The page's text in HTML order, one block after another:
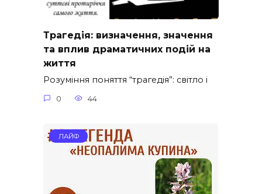
Трагедія: визначення, значення
та вплив драматичних подій на
життя
Розуміння поняття “трагедія”: світло і
0 44
ЛАЙФ